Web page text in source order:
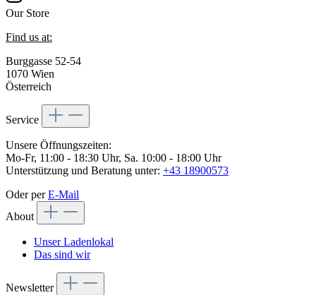
Our Store
Find us at:
Burggasse 52-54
1070 Wien
Österreich
Service
Unsere Öffnungszeiten:
Mo-Fr, 11:00 - 18:30 Uhr, Sa. 10:00 - 18:00 Uhr
Unterstützung und Beratung unter: +43 18900573
Oder perE-Mail
About
Unser Ladenlokal
Das sind wir
Newsletter